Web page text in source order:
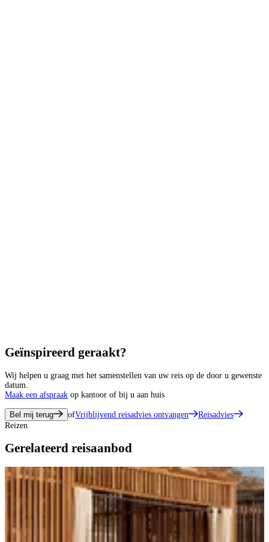
Geïnspireerd geraakt?
Wij helpen u graag met het samenstellen van uw reis op de door u gewenste
datum.
Maak een afspraak op kantoor of bij u aan huis
Bel mij terug ofVrijblijvend reisadvies ontvangen
Reisadvies
Reizen
Gerelateerd reisaanbod